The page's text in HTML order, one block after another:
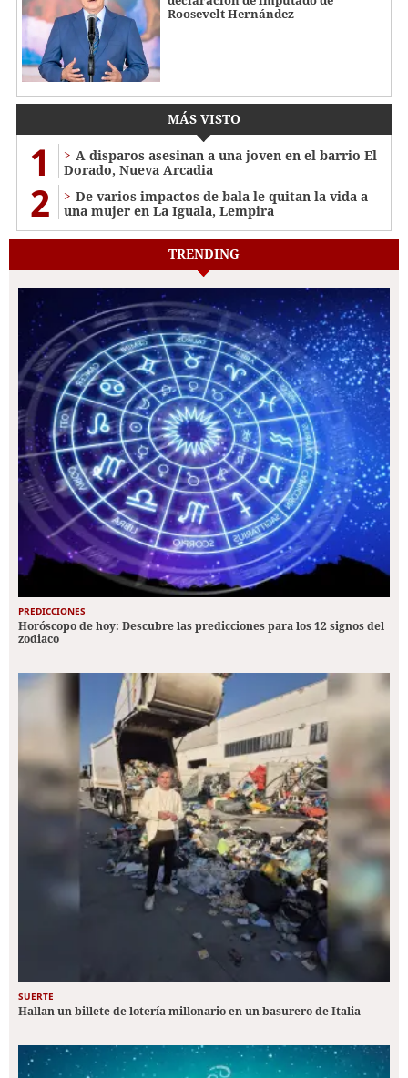
Roosevelt Hernández
MÁS VISTO
1
A disparos asesinan a una joven en el barrio El
Dorado, Nueva Arcadia
2
De varios impactos de bala le quitan la vida a
una mujer en La Iguala, Lempira
TRENDING
PREDICCIONES
Horóscopo de hoy: Descubre las predicciones para los 12 signos del
zodiaco
SUERTE
Hallan un billete de lotería millonario en un basurero de Italia